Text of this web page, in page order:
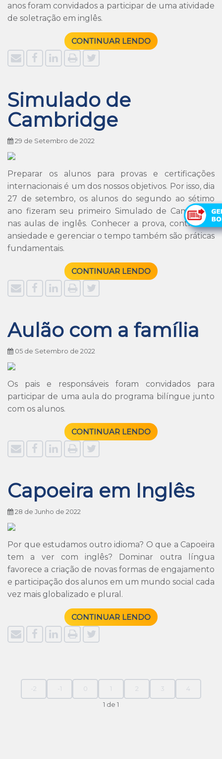
anos foram convidados a participar de uma atividade
de soletração em inglês.
CONTINUAR LENDO
Simulado de
Cambridge
29 de Setembro de 2022
Preparar os alunos para provas e certificações
internacionais é um dos nossos objetivos. Por isso, dia
27 de setembro, os alunos do segundo ao sétimo
ano fizeram seu primeiro Simulado de Cambridge
nas aulas de inglês. Conhecer a prova, controlar a
ansiedade e gerenciar o tempo também são práticas
fundamentais.
CONTINUAR LENDO
Aulão com a família
05 de Setembro de 2022
Os pais e responsáveis foram convidados para
participar de uma aula do programa bilíngue junto
com os alunos.
CONTINUAR LENDO
Capoeira em Inglês
28 de Junho de 2022
Por que estudamos outro idioma? O que a Capoeira
tem a ver com inglês? Dominar outra língua
favorece a criação de novas formas de engajamento
e participação dos alunos em um mundo social cada
vez mais globalizado e plural.
CONTINUAR LENDO
-2 -1 0 1 2 3 4
1 de 1